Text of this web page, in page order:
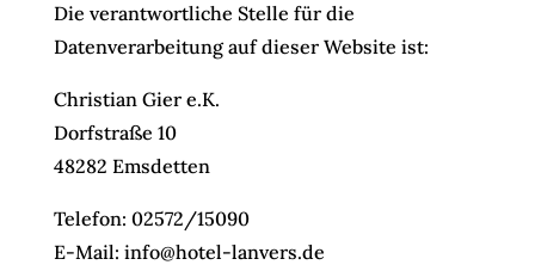
Die verantwortliche Stelle für die
Datenverarbeitung auf dieser Website ist:
Christian Gier e.K.
Dorfstraße 10
48282 Emsdetten
Telefon: 02572/15090
E-Mail: info@hotel-lanvers.de